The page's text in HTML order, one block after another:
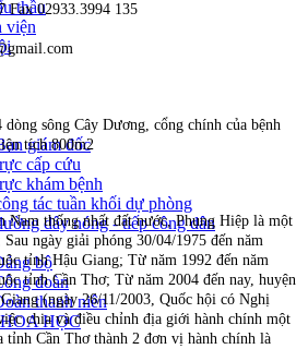
thầu
viện
giám đốc
cấp cứu
khám bệnh
tác tuần khối dự phòng
dây nóng - tiếp công dân
bộ
đoàn
thanh niên
HỌC
Fax 02933.3994 135
sông Cây Dương, cổng chính của bệnh
tích 800m2
Nam thống nhất đất nước, Phụng Hiệp là một
ngày giải phóng 30/04/1975 đến năm
tỉnh Hậu Giang; Từ năm 1992 đến năm
tỉnh Cần Thơ; Từ năm 2004 đến nay, huyện
(ngày 26/11/2003, Quốc hội có Nghị
chia và điều chỉnh địa giới hành chính một
tỉnh Cần Thơ thành 2 đơn vị hành chính là